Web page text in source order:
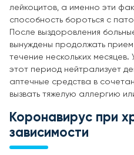
лейкоцитов, а именно эти
способность бороться с
После выздоровления
вынуждены продолжать
течение нескольких
этот период нейтрализует
аптечные средства в
вызвать тяжелую аллергию
Коронавирус при
зависимости